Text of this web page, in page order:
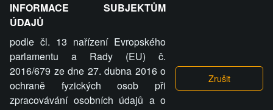
ZVRÁCENÝ.CZ - Svět není zvrácenej. To jen
ty lidi...
INFORMACE SUBJEKTŮM
ÚDAJŮ
podle čl. 13 nařízení Evropského
parlamentu a Rady (EU) č.
2016/679 ze dne 27. dubna 2016 o
ochraně fyzických osob při
zpracovávání osobních údajů a o